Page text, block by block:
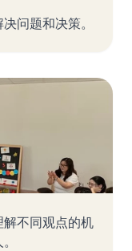
问题和决策。
不同观点的机